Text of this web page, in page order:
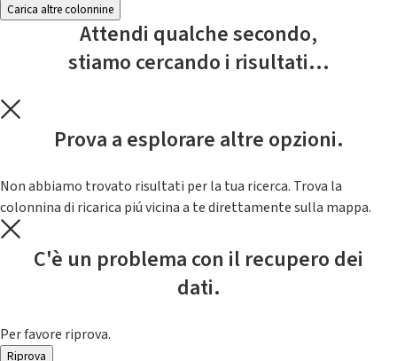
Carica altre colonnine
Attendi qualche secondo,
stiamo cercando i risultati...
Prova a esplorare altre opzioni.
Non abbiamo trovato risultati per la tua ricerca. Trova la
colonnina di ricarica piú vicina a te direttamente sulla mappa.
C'è un problema con il recupero dei
dati.
Per favore riprova.
Riprova